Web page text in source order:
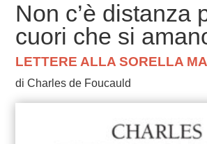
Non c’è distanza
cuori che si
LETTERE ALLA SORELLA
di Charles de Foucauld